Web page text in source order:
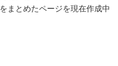
をまとめたページを現在作成中